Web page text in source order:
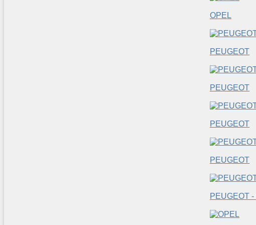
OPEL
PEUGEOT
PEUGEOT
PEUGEOT
PEUGEOT
PEUGEOT